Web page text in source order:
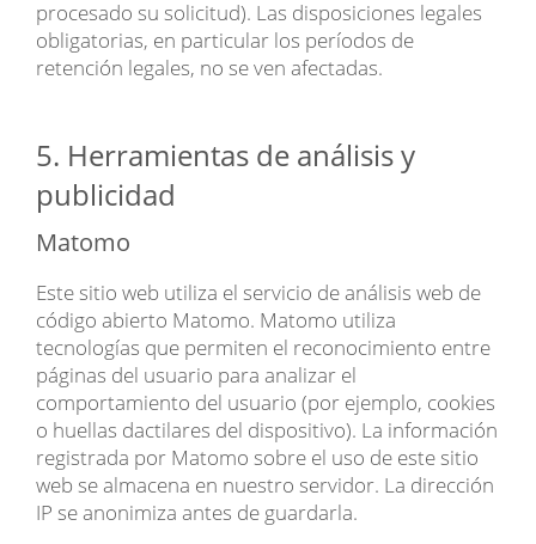
procesado su solicitud). Las disposiciones legales
obligatorias, en particular los períodos de
retención legales, no se ven afectadas.
5. Herramientas de análisis y
publicidad
Matomo
Este sitio web utiliza el servicio de análisis web de
código abierto Matomo. Matomo utiliza
tecnologías que permiten el reconocimiento entre
páginas del usuario para analizar el
comportamiento del usuario (por ejemplo, cookies
o huellas dactilares del dispositivo). La información
registrada por Matomo sobre el uso de este sitio
web se almacena en nuestro servidor. La dirección
IP se anonimiza antes de guardarla.